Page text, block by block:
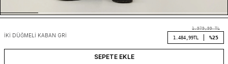
İKI DÜĞMELI KABAN GRI
1.979,99TL
1.484,99TL %25
SEPETE EKLE